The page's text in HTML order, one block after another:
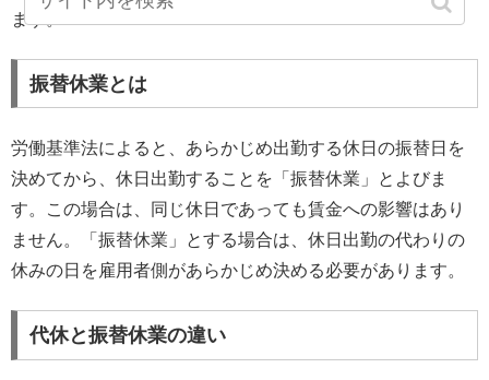
ます。
振替休業とは
労働基準法によると、あらかじめ出勤する休日の振替日を
決めてから、休日出勤することを「振替休業」とよびま
す。この場合は、同じ休日であっても賃金への影響はあり
ません。「振替休業」とする場合は、休日出勤の代わりの
休みの日を雇用者側があらかじめ決める必要があります。
代休と振替休業の違い